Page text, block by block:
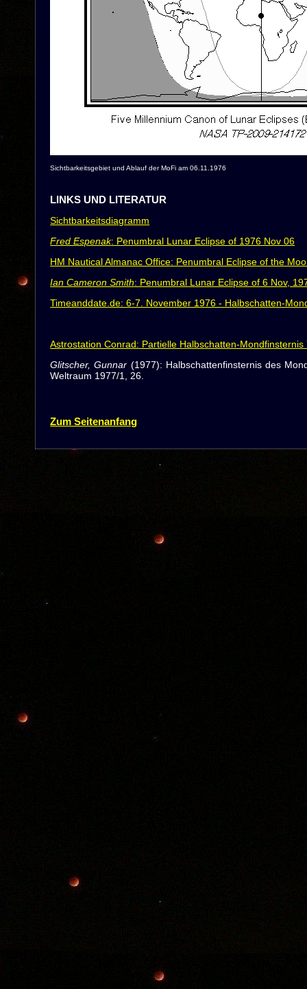
Sichtbarkeitsgebiet und Ablauf der MoFi am 06.11.1976
LINKS UND LITERATUR
Sichtbarkeitsdiagramm
Fred Espenak: Penumbral Lunar Eclipse of 1976 Nov 06
HM Nautical Almanac Office: Penumbral Eclipse of the
Ian Cameron Smith: Penumbral Lunar Eclipse of 6 Nov,
Timeanddate.de: 6-7. November 1976 - Halbschatten-
Astrostation Conrad: Partielle Halbschatten-
Glitscher, Gunnar (1977): Halbschattenfinsternis des
Weltraum 1977/1, 26.
Zum Seitenanfang